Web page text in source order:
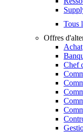
Tous
Offres
Achat
Chef